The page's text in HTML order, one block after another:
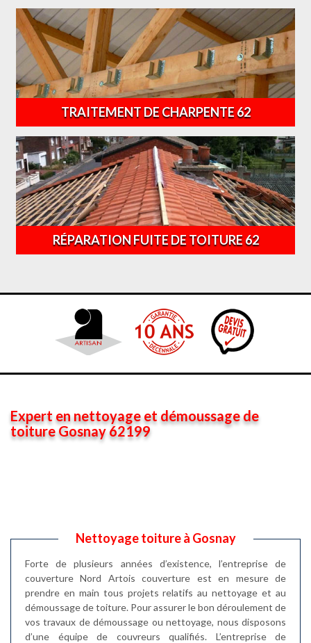
TRAITEMENT DE CHARPENTE 62
RÉPARATION FUITE DE TOITURE 62
Expert en nettoyage et démoussage de
toiture Gosnay 62199
Nettoyage toiture à Gosnay
Forte de plusieurs années d’existence, l’entreprise de
couverture Nord Artois couverture est en mesure de
prendre en main tous projets relatifs au nettoyage et au
démoussage de toiture. Pour assurer le bon déroulement de
vos travaux de démoussage ou nettoyage, nous disposons
d’une équipe de couvreurs qualifiés. L’entreprise de